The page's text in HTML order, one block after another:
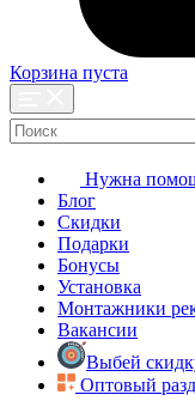
Корзина пуста
Нужна
Блог
Скидки
Подарки
Бонусы
Установка
Монтажники
Вакансии
Выбей
Оптовый